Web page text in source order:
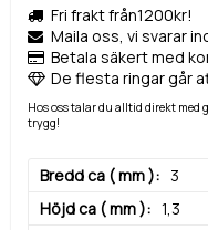
Fri frakt från1200kr!
Maila oss, vi svarar
Betala säkert med
De flesta ringar går
Hos oss talar du alltid direkt med
trygg!
Bredd ca ( mm )
3
Höjd ca ( mm )
1,3